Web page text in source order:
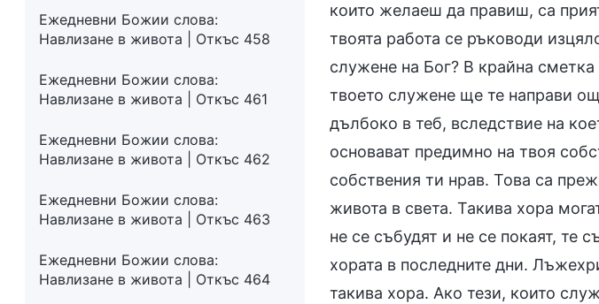
Ежедневни Божии слова:
Навлизане в живота | Откъс 458
Ежедневни Божии слова:
Навлизане в живота | Откъс 461
Ежедневни Божии слова:
Навлизане в живота | Откъс 462
Ежедневни Божии слова:
Навлизане в живота | Откъс 463
Ежедневни Божии слова:
Навлизане в живота | Откъс 464
които желаеш да правиш, са
твоята работа се ръководи
служене на Бог? В крайна
твоето служене ще те направи
дълбоко в теб, вследствие на
основават предимно на твоя
собствения ти нрав. Това са
живота в света. Такива хора
не се събудят и не се покаят, те
хората в последните дни.
такива хора. Ако тези, които